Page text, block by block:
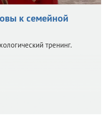
к семейной
тренинг.